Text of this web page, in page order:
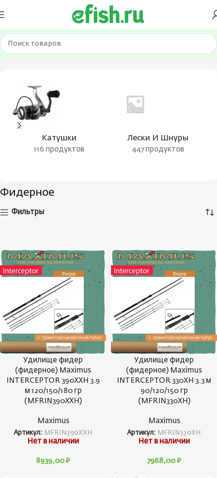
Главная Товар Тип Фидерное
Катушки
116 продуктов
Лески И Шнуры
447 продуктов
Фидерное
Фильтры
Удилище фидер
(фидерное) Maximus
INTERCEPTOR 390XXH 3.9
м 120/150/180 гр
(MFRIN390XXH)
Maximus
Артикул: MFRIN390XXH
Нет в наличии
8939,00 ₽
Удилище фидер
(фидерное) Maximus
INTERCEPTOR 330XH 3.3 м
90/120/150 гр
(MFRIN330XH)
Maximus
Артикул: MFRIN330XH
Нет в наличии
7968,00 ₽